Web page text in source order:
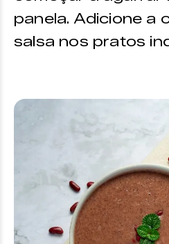
panela. Adicione a
salsa nos pratos